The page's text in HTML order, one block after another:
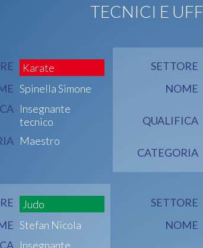
TECNICI E
Karate
Spinella Simone
Insegnante
tecnico
Maestro
SETTORE
NOME
QUALIFICA
CATEGORIA
Judo
Stefan Nicola
Insegnante
SETTORE
NOME